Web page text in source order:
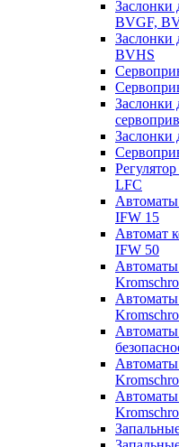
Заслонки
BVGF,
Заслонки
BVHS
Заслонки
Заслонки
LFC
Автоматы
IFW 15
Автомат
IFW 50
Автоматы
Автоматы
Автоматы
Автоматы
Автоматы